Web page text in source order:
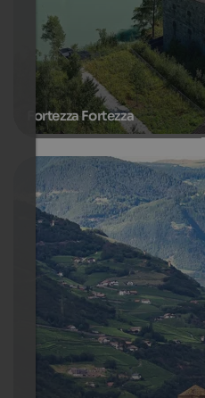
Fortezza Fortezza